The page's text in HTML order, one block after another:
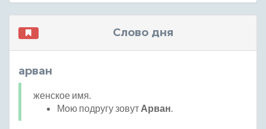
Слово дня
арван
женское имя.
Мою подругу зовут Арван.